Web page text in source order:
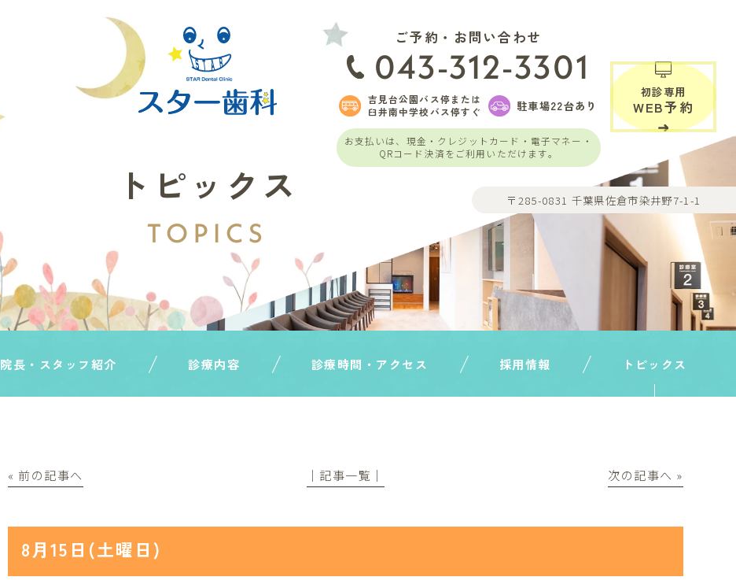
ご予約・お問い合わせ
043-312-3301
吉見台公園バス停または
臼井南中学校バス停すぐ
駐車場22台あり
お支払いは、現金・クレジットカード・電子マネー・
QRコード決済をご利用いただけます。
初診専用
WEB予約
〒285-0831 千葉県佐倉市染井野7-1-1
トピックス
TOPICS
院長・スタッフ紹介 診療内容 診療時間・アクセス 採用情報 トピックス
« 前の記事へ │記事一覧│ 次の記事へ »
8月15日(土曜日)